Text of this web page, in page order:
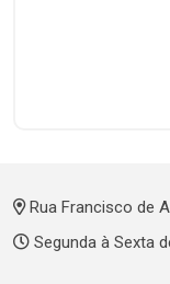
Rua Francisco de
Segunda à Sexta